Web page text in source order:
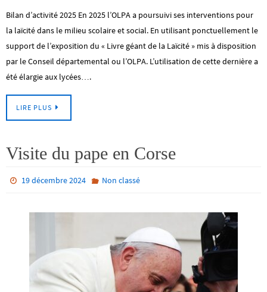
Bilan d’activité 2025 En 2025 l’OLPA a poursuivi ses interventions pour
la laïcité dans le milieu scolaire et social. En utilisant ponctuellement le
support de l’exposition du « Livre géant de la Laïcité » mis à disposition
par le Conseil départemental ou l’OLPA. L’utilisation de cette dernière a
été élargie aux lycées….
LIRE PLUS
Visite du pape en Corse
19 décembre 2024 Non classé